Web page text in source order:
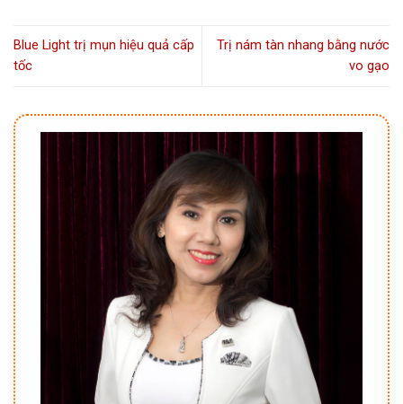
Blue Light trị mụn hiệu quả cấp
tốc
Trị nám tàn nhang bằng nước
vo gạo